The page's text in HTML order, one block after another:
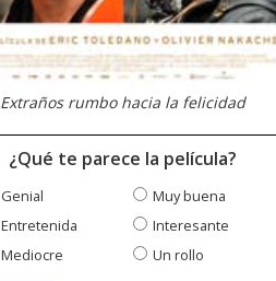
Extraños rumbo hacia la felicidad
¿Qué te parece la película?
Genial
Muy buena
Entretenida
Interesante
Mediocre
Un rollo